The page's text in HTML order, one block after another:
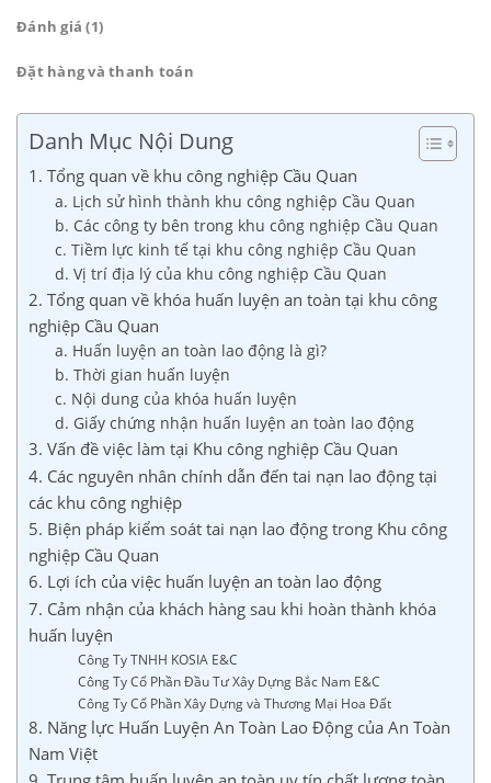
Đánh giá (1)
Đặt hàng và thanh toán
Danh Mục Nội Dung
1. Tổng quan về khu công nghiệp Cầu Quan
a. Lịch sử hình thành khu công nghiệp Cầu Quan
b. Các công ty bên trong khu công nghiệp Cầu Quan
c. Tiềm lực kinh tế tại khu công nghiệp Cầu Quan
d. Vị trí địa lý của khu công nghiệp Cầu Quan
2. Tổng quan về khóa huấn luyện an toàn tại khu công
nghiệp Cầu Quan
a. Huấn luyện an toàn lao động là gì?
b. Thời gian huấn luyện
c. Nội dung của khóa huấn luyện
d. Giấy chứng nhận huấn luyện an toàn lao động
3. Vấn đề việc làm tại Khu công nghiệp Cầu Quan
4. Các nguyên nhân chính dẫn đến tai nạn lao động tại
các khu công nghiệp
5. Biện pháp kiểm soát tai nạn lao động trong Khu công
nghiệp Cầu Quan
6. Lợi ích của việc huấn luyện an toàn lao động
7. Cảm nhận của khách hàng sau khi hoàn thành khóa
huấn luyện
Công Ty TNHH KOSIA E&C
Công Ty Cổ Phần Đầu Tư Xây Dựng Bắc Nam E&C
Công Ty Cổ Phần Xây Dựng và Thương Mại Hoa Đất
8. Năng lực Huấn Luyện An Toàn Lao Động của An Toàn
Nam Việt